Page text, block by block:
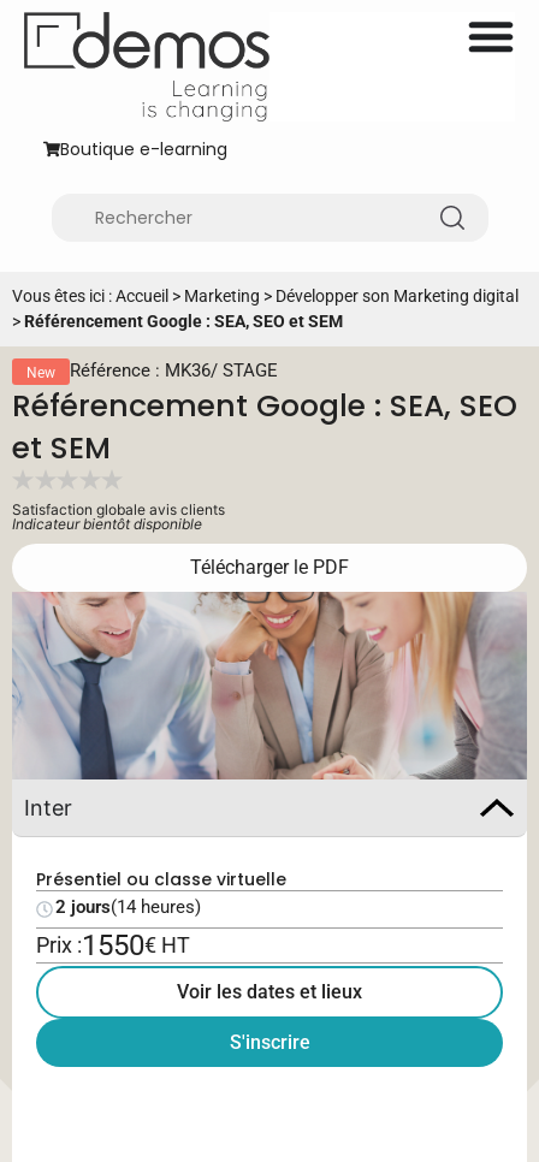
Boutique e-learning
Vous êtes ici :Accueil > Marketing > Développer son Marketing digital
>Référencement Google : SEA, SEO et SEM
New Référence : MK36/ STAGE
Référencement Google : SEA, SEO
et SEM
Satisfaction globale avis clients
Indicateur bientôt disponible
Télécharger le PDF
Inter
Présentiel ou classe virtuelle
2 jours(14 heures)
Prix :1550€ HT
Voir les dates et lieux
S'inscrire